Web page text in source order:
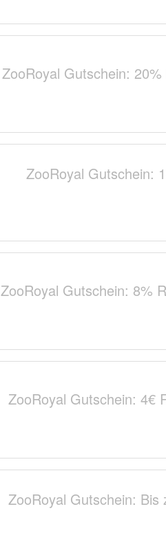
ZooRoyal Gutschein:
ZooRoyal Gutschein:
ZooRoyal Gutschein: 8%
ZooRoyal Gutschein: 4€
ZooRoyal Gutschein: